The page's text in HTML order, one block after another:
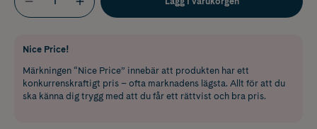
Nice Price!
Märkningen “Nice Price” innebär att produkten har ett
konkurrenskraftigt pris – ofta marknadens lägsta. Allt för att du
ska känna dig trygg med att du får ett rättvist och bra pris.